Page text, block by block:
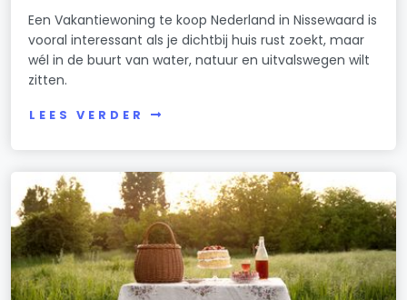
Een Vakantiewoning te koop Nederland in Nissewaard is
vooral interessant als je dichtbij huis rust zoekt, maar
wél in de buurt van water, natuur en uitvalswegen wilt
zitten.
LEES VERDER